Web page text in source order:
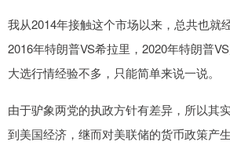
我从2014年接触这个市场以来，总共也就
2016年特朗普VS希拉里，2020年特朗普
大选行情经验不多，只能简单来说一说。
由于驴象两党的执政方针有差异，所以其
到美国经济，继而对美联储的货币政策产